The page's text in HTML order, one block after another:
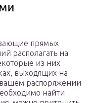
прямых
располагать на
из них
выходящих на
распоряжении
найти